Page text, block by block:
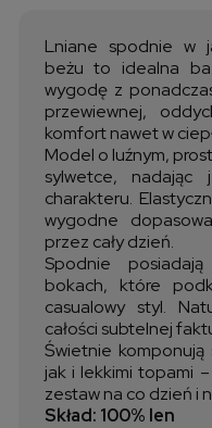
Lniane spodnie w
beżu to idealna
wygodę z
przewiewnej,
komfort nawet w
Model o luźnym,
sylwetce,
charakteru.
wygodne
przez cały dzień.
Spodnie
bokach, które
casualowy styl.
całości subtelnej
Świetnie komponują
jak i lekkimi topami
zestaw na co dzień i
Skład: 100% len